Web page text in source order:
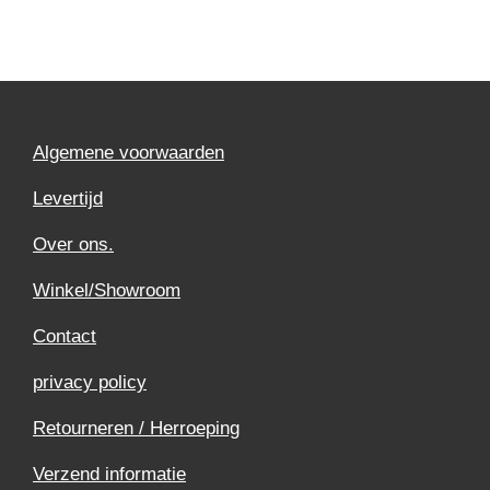
Algemene voorwaarden
Levertijd
Over ons.
Winkel/Showroom
Contact
privacy policy
Retourneren / Herroeping
Verzend informatie